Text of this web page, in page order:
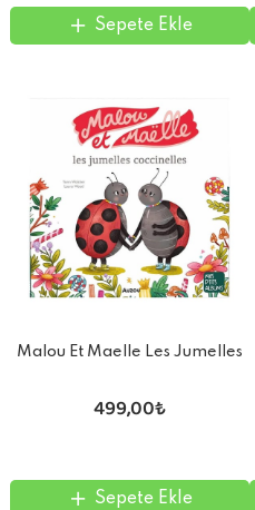
Sepete Ekle
Malou Et Maelle Les Jumelles
499,00₺
Sepete Ekle